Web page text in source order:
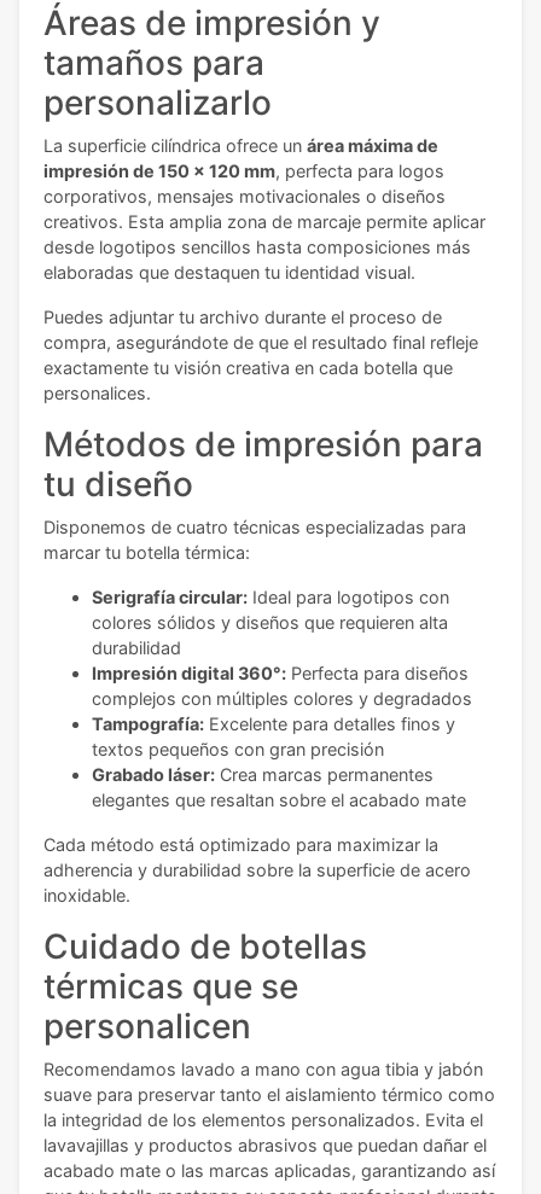
Áreas de impresión y
tamaños para
personalizarlo
La superficie cilíndrica ofrece un área máxima de
impresión de 150 x 120 mm, perfecta para logos
corporativos, mensajes motivacionales o diseños
creativos. Esta amplia zona de marcaje permite aplicar
desde logotipos sencillos hasta composiciones más
elaboradas que destaquen tu identidad visual.
Puedes adjuntar tu archivo durante el proceso de
compra, asegurándote de que el resultado final refleje
exactamente tu visión creativa en cada botella que
personalices.
Métodos de impresión para
tu diseño
Disponemos de cuatro técnicas especializadas para
marcar tu botella térmica:
Serigrafía circular: Ideal para logotipos con
colores sólidos y diseños que requieren alta
durabilidad
Impresión digital 360°: Perfecta para diseños
complejos con múltiples colores y degradados
Tampografía: Excelente para detalles finos y
textos pequeños con gran precisión
Grabado láser: Crea marcas permanentes
elegantes que resaltan sobre el acabado mate
Cada método está optimizado para maximizar la
adherencia y durabilidad sobre la superficie de acero
inoxidable.
Cuidado de botellas
térmicas que se
personalicen
Recomendamos lavado a mano con agua tibia y jabón
suave para preservar tanto el aislamiento térmico como
la integridad de los elementos personalizados. Evita el
lavavajillas y productos abrasivos que puedan dañar el
acabado mate o las marcas aplicadas, garantizando así